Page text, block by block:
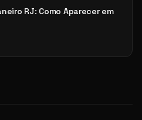
RJ: Como Aparecer em